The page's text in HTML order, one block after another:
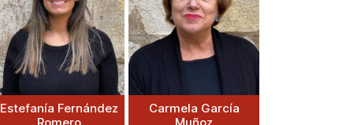
Estefanía Fernández
Romero
Carmela García
Muñoz